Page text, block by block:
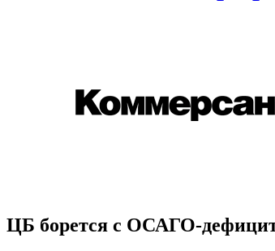
ЦБ борется с ОСАГО-